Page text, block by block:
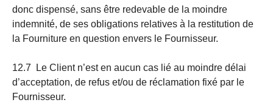
donc dispensé, sans être redevable de la moindre
indemnité, de ses obligations relatives à la restitution de
la Fourniture en question envers le Fournisseur.
12.7 Le Client n’est en aucun cas lié au moindre délai
d’acceptation, de refus et/ou de réclamation fixé par le
Fournisseur.